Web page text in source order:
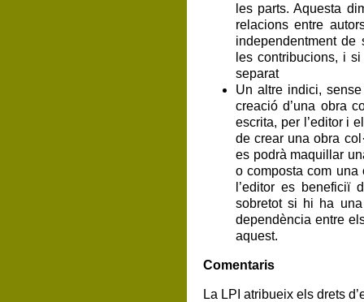
les parts. Aquesta
relacions entre
independentment
les contribucions, i
separat
Un altre indici,
creació d’una obra
escrita, per l’editor i
de crear una obra
es podrà maquillar
o composta com una
l’editor es beneficiï
sobretot si hi ha
dependència entre
aquest.
Comentaris
La LPI atribueix els drets